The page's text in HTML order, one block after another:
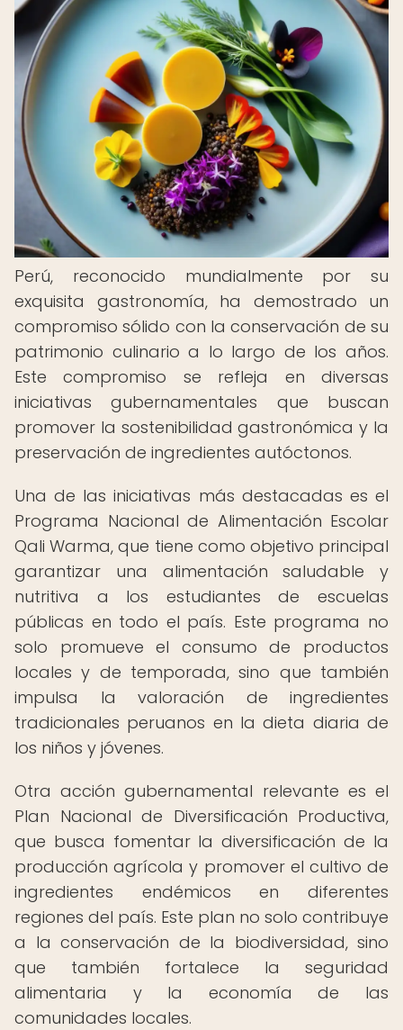
Perú, reconocido mundialmente por su
exquisita gastronomía, ha demostrado un
compromiso sólido con la conservación de su
patrimonio culinario a lo largo de los años.
Este compromiso se refleja en diversas
iniciativas gubernamentales que buscan
promover la sostenibilidad gastronómica y la
preservación de ingredientes autóctonos.
Una de las iniciativas más destacadas es el
Programa Nacional de Alimentación Escolar
Qali Warma, que tiene como objetivo principal
garantizar una alimentación saludable y
nutritiva a los estudiantes de escuelas
públicas en todo el país. Este programa no
solo promueve el consumo de productos
locales y de temporada, sino que también
impulsa la valoración de ingredientes
tradicionales peruanos en la dieta diaria de
los niños y jóvenes.
Otra acción gubernamental relevante es el
Plan Nacional de Diversificación Productiva,
que busca fomentar la diversificación de la
producción agrícola y promover el cultivo de
ingredientes endémicos en diferentes
regiones del país. Este plan no solo contribuye
a la conservación de la biodiversidad, sino
que también fortalece la seguridad
alimentaria y la economía de las
comunidades locales.